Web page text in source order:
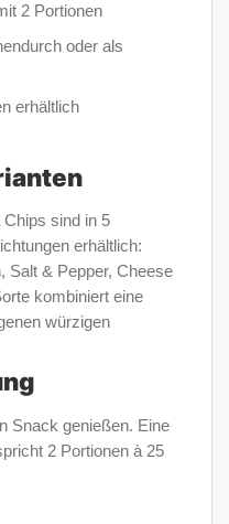
2 Portionen
oder als
erhältlich
Chips sind in 5
erhältlich:
Salt & Pepper, Cheese
kombiniert eine
würzigen
Snack genießen. Eine
2 Portionen à 25